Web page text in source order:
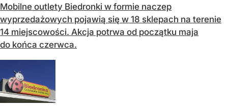
Mobilne outlety Biedronki w formie naczep
wyprzedażowych pojawią się w 18 sklepach na terenie
14 miejscowości. Akcja potrwa od początku maja
do końca czerwca.